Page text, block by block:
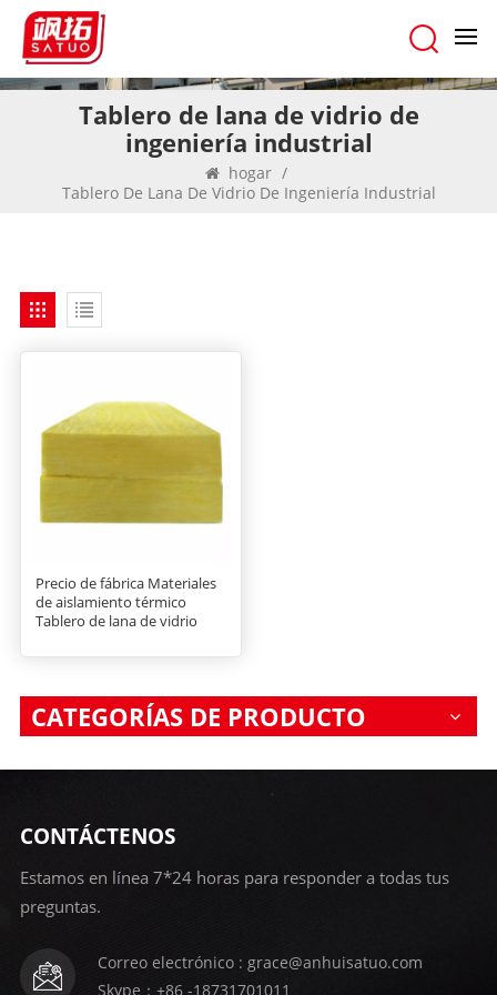
Tablero de lana de vidrio de
ingeniería industrial
hogar /
Tablero De Lana De Vidrio De Ingeniería Industrial
Precio de fábrica Materiales
de aislamiento térmico
Tablero de lana de vidrio
CATEGORÍAS DE PRODUCTO
CONTÁCTENOS
Estamos en línea 7*24 horas para responder a todas tus
preguntas.
Correo electrónico : grace@anhuisatuo.com
Skype：+86 -18731701011